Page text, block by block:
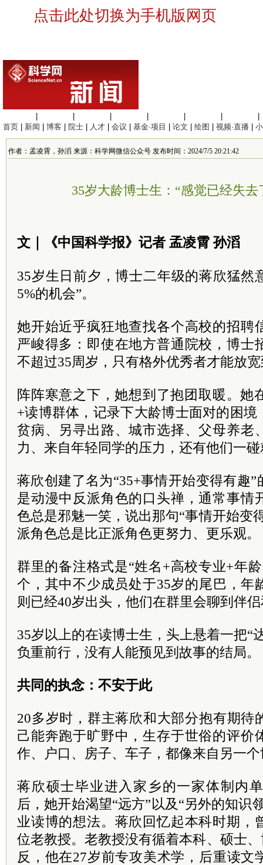
点击此处切换为手机版网页
首页
新闻 博客 院士 人才 会议 基金·项目 论文 绘图 视频·直播
作者：孟凌霄，孙滔 来源：科学网微信公众号 发布时间：2024/7/5 20:21:42
35岁大龄博士生：“感觉已经失去
文｜《中国科学报》记者 孟凌霄 孙滔
35岁生日前夕，博士二年级的蒋欣猛然
5%的机会”。
她开始近乎疯狂地查找各个高校的招聘
严峻得多：即使在地方普通院校，博士
不超过35周岁，只有格外优秀者才能放
阵阵寒意之下，她想到了抱团取暖。她
+读博群体，记录下大龄博士面对的困
贫病、另寻出路、城市选择、父母养老
力、来自年轻同学的压力，还有他们一
蒋欣创建了名为“35+事情开始变得有趣
是动漫中反派角色的口头禅，通常事情
色总是邪魅一笑，说出那句“事情开始变
派角色总是比正派角色更努力、更乐观。
群里的备注格式是“姓名+高校专业+年
个，其中不少成员处于35岁的尾巴，年
则已经40岁出头，他们在群里会聊到伴
35岁以上的在读博士生，头上悬着一把“
负重前行，没有人能预见到故事的结局。
共同的执念：不安于此
20多岁时，群主蒋欣和大部分抱有期待
己能奔跑于旷野中，生存于世俗的评价
作、户口、房子、车子，都像来自另一
蒋欣硕士毕业进入家乡的一家体制内
后，她开始渴望“远方”以及“另外的知识
业读博的想法。蒋欣回忆起本科时期，
位老教授。老教授没有循着本科、硕士
反，他在27岁前专攻美术学，后重读文